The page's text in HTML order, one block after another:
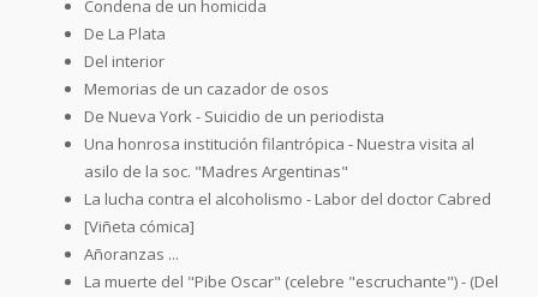
Condena de un homicida
De La Plata
Del interior
Memorias de un cazador de osos
De Nueva York - Suicidio de un periodista
Una honrosa institución filantrópica - Nuestra visita al
asilo de la soc. "Madres Argentinas"
La lucha contra el alcoholismo - Labor del doctor Cabred
[Viñeta cómica]
Añoranzas ...
La muerte del "Pibe Oscar" (celebre "escruchante") - (Del